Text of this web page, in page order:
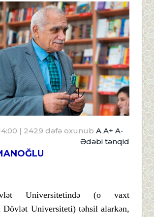
| 2429 dəfə oxunub A A+ A-
Ədəbi tənqid
Universitetində (o vaxt
Dövlət Universiteti) təhsil alarkən,